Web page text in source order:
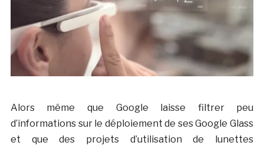
Alors même que Google laisse filtrer peu
d’informations sur le déploiement de ses Google Glass
et que des projets d’utilisation de lunettes